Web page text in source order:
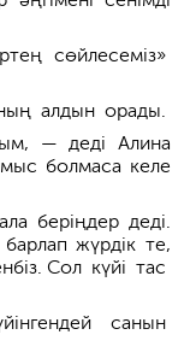
сөйлесеміз»
алдын орады.
— деді Алина
болмаса келе
беріңдер деді.
жүрдік те,
Сол күйі тас
санын